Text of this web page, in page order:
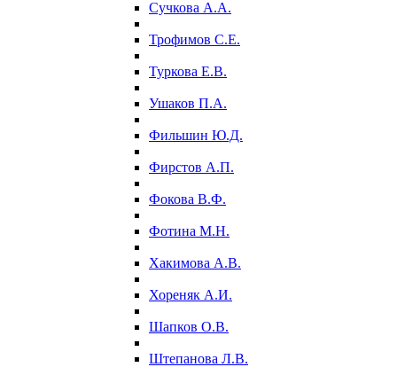
Сучкова А.А.
Трофимов С.Е.
Туркова Е.В.
Ушаков П.А.
Фильшин Ю.Д.
Фирстов А.П.
Фокова В.Ф.
Фотина М.Н.
Хакимова А.В.
Хореняк А.И.
Шапков О.В.
Штепанова Л.В.